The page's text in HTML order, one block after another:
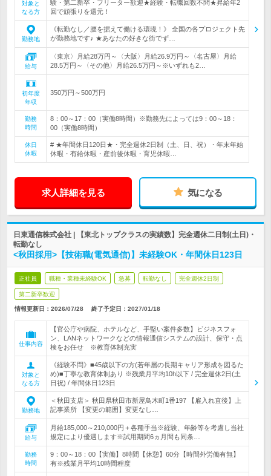
対象と
なる方
験・第二新卒・フリーター歓迎★経験・転職回数不問★昇給年2
回で頑張りを還元！
勤務地
《転勤なし／腰を据えて働ける環境！》 全国の各プロジェクト先
が勤務地です♪ ★あなたの好きな街でず…
給与
〈東京〉月給28万円～〈大阪〉月給26.9万円～〈名古屋〉月給
28.5万円～〈その他〉月給26.5万円～※いずれも2…
初年度
年収
350万円～500万円
勤務
時間
8：00～17：00（実働8時間）※勤務先によっては9：00～18：
00（実働8時間）
休日
休暇
# ★年間休日120日★・完全週休2日制（土、日、祝）・年末年始
休暇・有給休暇・産前後休暇・育児休暇…
求人詳細を見る 気になる
日東通信株式会社 | 【東北トップクラスの実績数】完全週休二日制(土日)・
転勤なし
<秋田採用>【技術職(電気通信)】未経験OK・年間休日123日
正社員 職種・業種未経験OK 急募 転勤なし 完全週休2日制
第二新卒歓迎
情報更新日：2026/07/28 終了予定日： 2027/01/18
仕事内容
【官公庁や病院、ホテルなど、手堅い案件多数】ビジネスフォ
ン、LANネットワークなどの情報通信システムの設計、保守・点
検をお任せ ※教育体制充実
対象と
なる方
《経験不問》■45歳以下の方(若年層の長期キャリア形成を図るた
め)■丁寧な教育体制あり ※残業月平均10h以下 / 完全週休2日(土
日祝) / 年間休日123日
勤務地
＜秋田支店＞ 秋田県秋田市新屋鳥木町1番197 【雇入れ直後】上
記事業所 【変更の範囲】変更なし…
給与
月給185,000～210,000円＋各種手当※経験、年齢等を考慮し当社
規定により優遇します※試用期間6ヵ月間も同条…
勤務
時間
9：00～18：00【実働】8時間【休憩】60分【時間外労働有無】
有※残業月平均10時間程度